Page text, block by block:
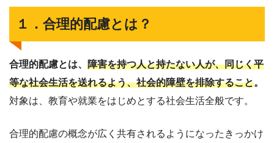
１．合理的配慮とは？
合理的配慮とは、 障害を持つ人と持たない人が、同じく平
等な社会生活を送れるよう、社会的障壁を排除すること。
対象は、教育や就業をはじめとする社会生活全般です。
合理的配慮の概念が広く共有されるようになったきっかけ